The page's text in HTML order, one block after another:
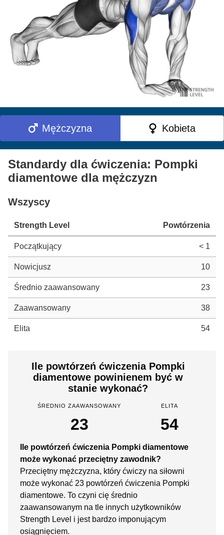
Mężczyzna Kobieta
Standardy dla ćwiczenia: Pompki
diamentowe dla mężczyzn
Wszyscy
Strength Level Powtórzenia
Początkujący < 1
Nowicjusz 10
Średnio zaawansowany 23
Zaawansowany 38
Elita 54
Ile powtórzeń ćwiczenia Pompki
diamentowe powinienem być w
stanie wykonać?
ŚREDNIO ZAAWANSOWANY
23
ELITA
54
Ile powtórzeń ćwiczenia Pompki diamentowe
może wykonać przeciętny zawodnik?
Przeciętny mężczyzna, który ćwiczy na siłowni
może wykonać 23 powtórzeń ćwiczenia Pompki
diamentowe. To czyni cię średnio
zaawansowanym na tle innych użytkowników
Strength Level i jest bardzo imponującym
osiągnięciem.